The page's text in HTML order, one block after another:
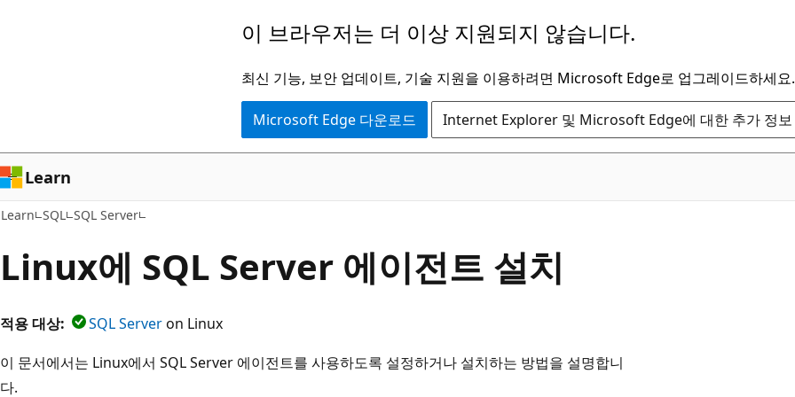
로
건
너
뛰
기
이 브라우저는 더 이상 지원되지 않습니다.
최신 기능, 보안 업데이트, 기술 지원을 이용하려면 Microsoft Edge로 업그레이드하세요.
Microsoft Edge 다운로드 Internet Explorer 및 Microsoft Edge에 대한 추가 정보
Learn
Learn SQL SQL Server
Linux에 SQL Server 에이전트 설치
적용 대상: SQL Serveron Linux
이 문서에서는 Linux에서 SQL Server 에이전트를 사용하도록 설정하거나 설치하는 방법을 설명합니
다.